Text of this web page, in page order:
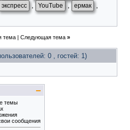
экспресс , YouTube , ермак
тема| Следующая тема »
0 , гостей: 1)
темы
сообщения